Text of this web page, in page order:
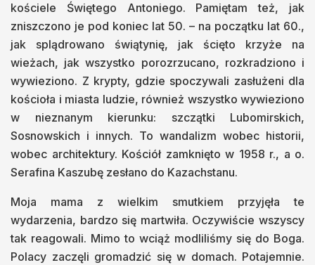
kościele Świętego Antoniego. Pamiętam też, jak
zniszczono je pod koniec lat 50. – na początku lat 60.,
jak splądrowano świątynię, jak ścięto krzyże na
wieżach, jak wszystko porozrzucano, rozkradziono i
wywieziono. Z krypty, gdzie spoczywali zasłużeni dla
kościoła i miasta ludzie, również wszystko wywieziono
w nieznanym kierunku: szczątki Lubomirskich,
Sosnowskich i innych. To wandalizm wobec historii,
wobec architektury. Kościół zamknięto w 1958 r., a o.
Serafina Kaszubę zesłano do Kazachstanu.
Moja mama z wielkim smutkiem przyjęła te
wydarzenia, bardzo się martwiła. Oczywiście wszyscy
tak reagowali. Mimo to wciąż modliliśmy się do Boga.
Polacy zaczęli gromadzić się w domach. Potajemnie.